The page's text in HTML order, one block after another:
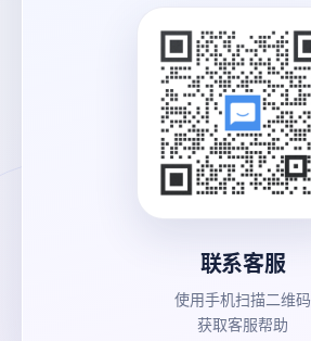
联系客服
使用手机扫描二维码
获取客服帮助